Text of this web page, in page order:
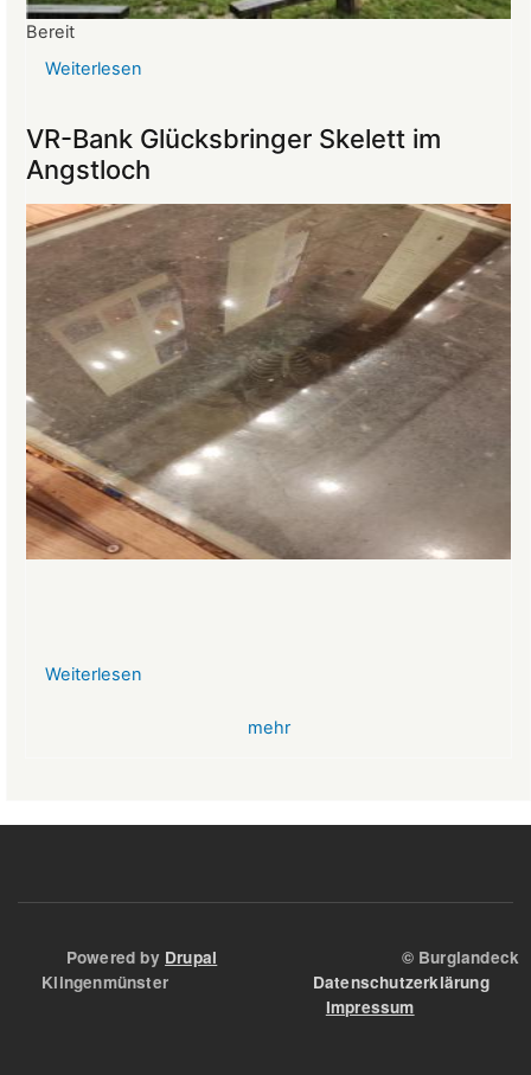
Bereit
Weiterlesen
Mittelalter
begeistert
die
Teilnehmer:innen
VR-Bank Glücksbringer Skelett im
Angstloch
Weiterlesen
mehr
Powered by Drupal © Burglandeck
Klingenmünster Datenschutzerklärung
Impressum